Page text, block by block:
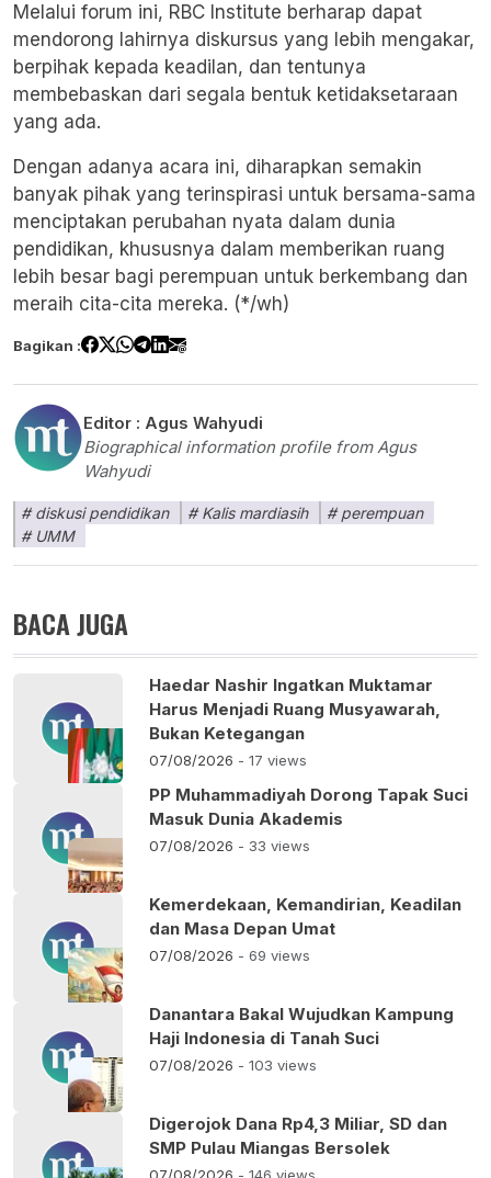
Melalui forum ini, RBC Institute berharap dapat
mendorong lahirnya diskursus yang lebih mengakar,
berpihak kepada keadilan, dan tentunya
membebaskan dari segala bentuk ketidaksetaraan
yang ada.
Dengan adanya acara ini, diharapkan semakin
banyak pihak yang terinspirasi untuk bersama-sama
menciptakan perubahan nyata dalam dunia
pendidikan, khususnya dalam memberikan ruang
lebih besar bagi perempuan untuk berkembang dan
meraih cita-cita mereka. (*/wh)
Bagikan :
Editor : Agus Wahyudi
Biographical information profile from Agus
Wahyudi
diskusi pendidikan Kalis mardiasih
perempuan
UMM
BACA JUGA
Haedar Nashir Ingatkan Muktamar
Harus Menjadi Ruang Musyawarah,
Bukan Ketegangan
07/08/2026 - 17 views
PP Muhammadiyah Dorong Tapak Suci
Masuk Dunia Akademis
07/08/2026 - 33 views
Kemerdekaan, Kemandirian, Keadilan
dan Masa Depan Umat
07/08/2026 - 69 views
Danantara Bakal Wujudkan Kampung
Haji Indonesia di Tanah Suci
07/08/2026 - 103 views
Digerojok Dana Rp4,3 Miliar, SD dan
SMP Pulau Miangas Bersolek